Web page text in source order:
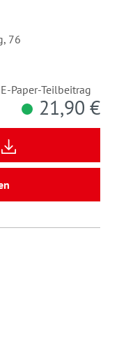
76
Paper-Teilbeitrag
21,90 €